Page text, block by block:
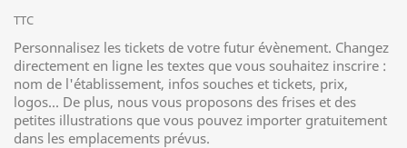
TTC
Personnalisez les tickets de votre futur évènement. Changez
directement en ligne les textes que vous souhaitez inscrire :
nom de l'établissement, infos souches et tickets, prix,
logos... De plus, nous vous proposons des frises et des
petites illustrations que vous pouvez importer gratuitement
dans les emplacements prévus.